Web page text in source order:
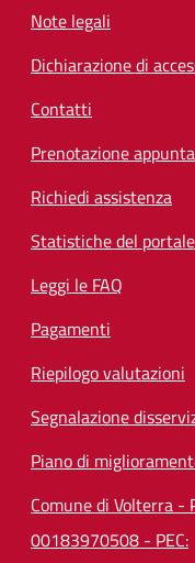
Note legali
Dichiarazione di
Contatti
Prenotazione
Richiedi assistenza
Statistiche del portale
Leggi le FAQ
Pagamenti
Riepilogo valutazioni
Segnalazione
Piano di
Comune di Volterra -
00183970508 - PEC: